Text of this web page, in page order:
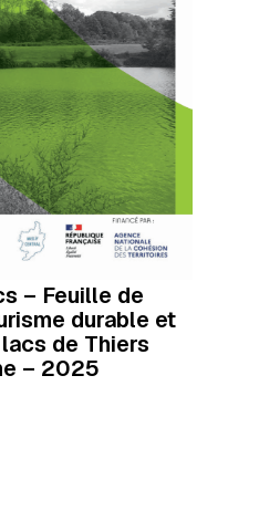
– Feuille de
durable et
de Thiers
– 2025